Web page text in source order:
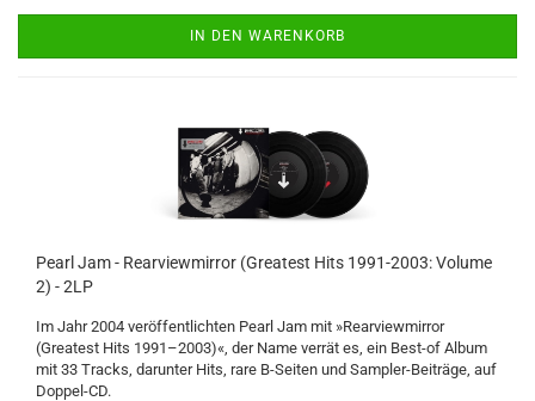
IN DEN WARENKORB
Pearl Jam - Rearviewmirror (Greatest Hits 1991-2003: Volume
2) - 2LP
Im Jahr 2004 veröffentlichten Pearl Jam mit »Rearviewmirror
(Greatest Hits 1991–2003)«, der Name verrät es, ein Best-of Album
mit 33 Tracks, darunter Hits, rare B-Seiten und Sampler-Beiträge, auf
Doppel-CD.